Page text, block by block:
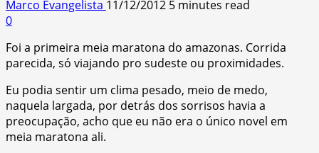
Marco Evangelista 11/12/2012 5 minutes read
0
Foi a primeira meia maratona do amazonas. Corrida
parecida, só viajando pro sudeste ou proximidades.
Eu podia sentir um clima pesado, meio de medo,
naquela largada, por detrás dos sorrisos havia a
preocupação, acho que eu não era o único novel em
meia maratona ali.